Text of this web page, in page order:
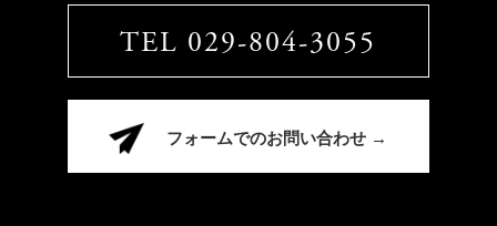
TEL 029-804-3055
フォームでのお問い合わせ →